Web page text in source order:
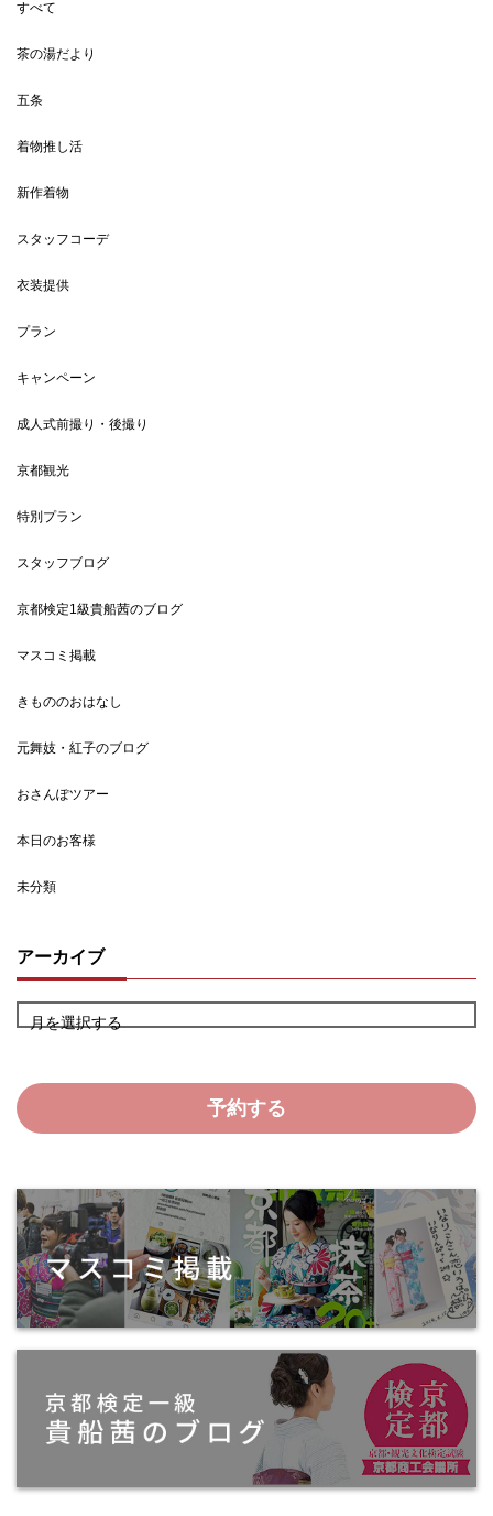
すべて
茶の湯だより
五条
着物推し活
新作着物
スタッフコーデ
衣装提供
プラン
キャンペーン
成人式前撮り・後撮り
京都観光
特別プラン
スタッフブログ
京都検定1級貴船茜のブログ
マスコミ掲載
きもののおはなし
元舞妓・紅子のブログ
おさんぽツアー
本日のお客様
未分類
アーカイブ
月を選択する
予約する